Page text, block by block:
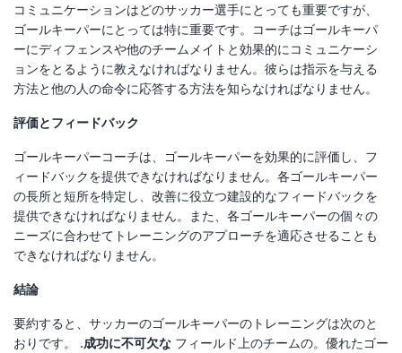
コミュニケーションはどのサッカー選手にとっても重要ですが、
ゴールキーパーにとっては特に重要です。コーチはゴールキーパ
ーにディフェンスや他のチームメイトと効果的にコミュニケーシ
ョンをとるように教えなければなりません。彼らは指示を与える
方法と他の人の命令に応答する方法を知らなければなりません。
評価とフィードバック
ゴールキーパーコーチは、ゴールキーパーを効果的に評価し、フ
ィードバックを提供できなければなりません。各ゴールキーパー
の長所と短所を特定し、改善に役立つ建設的なフィードバックを
提供できなければなりません。また、各ゴールキーパーの個々の
ニーズに合わせてトレーニングのアプローチを適応させることも
できなければなりません。
結論
要約すると、サッカーのゴールキーパーのトレーニングは次のと
おりです。 .成功に不可欠な フィールド上のチームの。優れたゴー